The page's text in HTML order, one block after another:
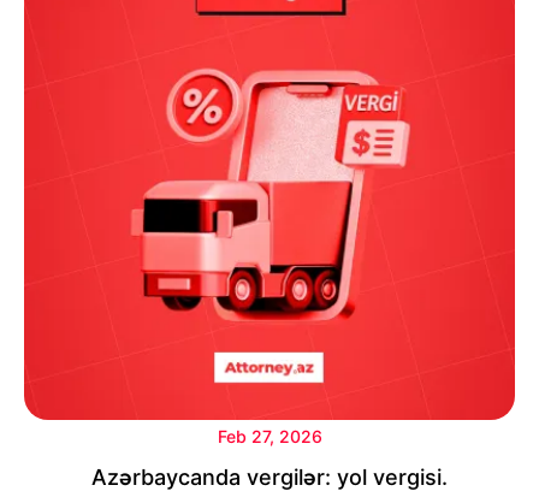
Feb 27, 2026
Azərbaycanda vergilər: yol vergisi.